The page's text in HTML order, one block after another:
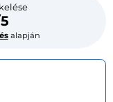
alapján